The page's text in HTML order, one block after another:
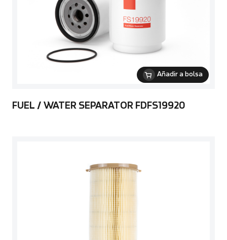
Añadir a bolsa
FUEL / WATER SEPARATOR FDFS19920